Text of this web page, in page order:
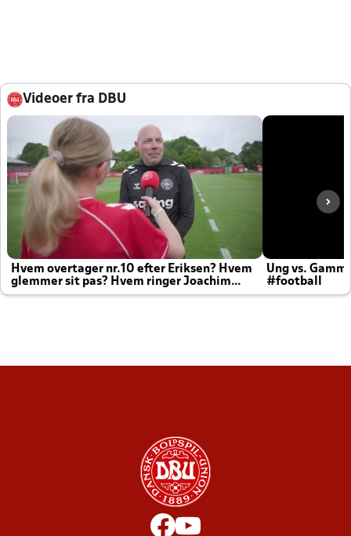
Videoer fra DBU
Hvem overtager nr.10 efter Eriksen? Hvem
glemmer sit pas? Hvem ringer Joachim
altid til efter kampe?
Ung vs.
#football